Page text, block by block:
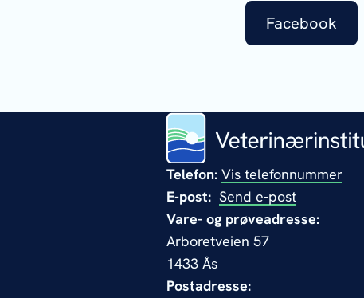
Facebook
Telefon: Vis telefonnummer
E-post: Send e-post
Vare- og prøveadresse:
Arboretveien 57
1433 Ås
Postadresse: